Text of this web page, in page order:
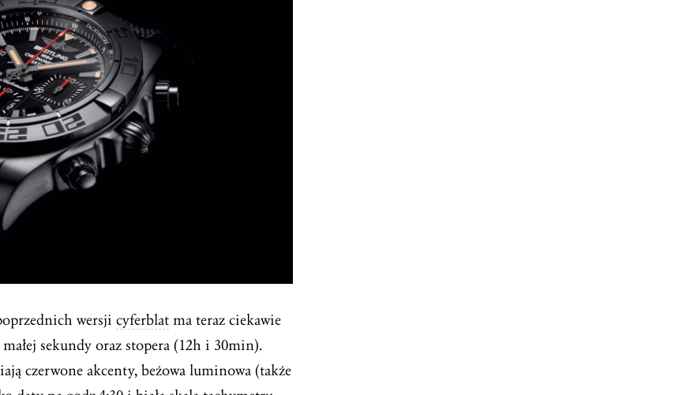
wersji cyferblat ma teraz ciekawie
sekundy oraz stopera (12h i 30min).
czerwone akcenty, beżowa luminowa (także